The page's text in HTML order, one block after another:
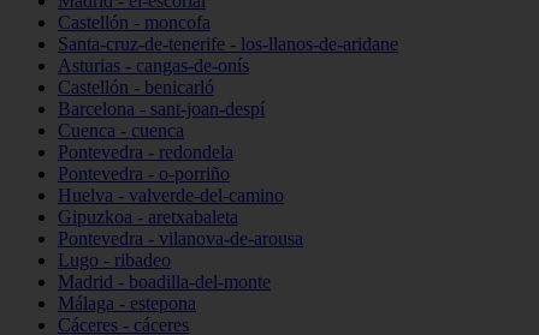
Castellón - moncofa
Santa-cruz-de-tenerife - los-llanos-de-aridane
Asturias - cangas-de-onís
Castellón - benicarló
Barcelona - sant-joan-despí
Cuenca - cuenca
Pontevedra - redondela
Pontevedra - o-porriño
Huelva - valverde-del-camino
Gipuzkoa - aretxabaleta
Pontevedra - vilanova-de-arousa
Lugo - ribadeo
Madrid - boadilla-del-monte
Málaga - estepona
Cáceres - cáceres